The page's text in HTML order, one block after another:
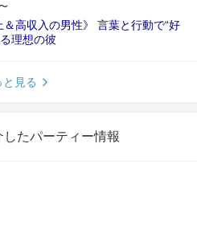
＆高収入の男性》 言葉と行動で“好
理想の彼
と見る
したパーティー情報